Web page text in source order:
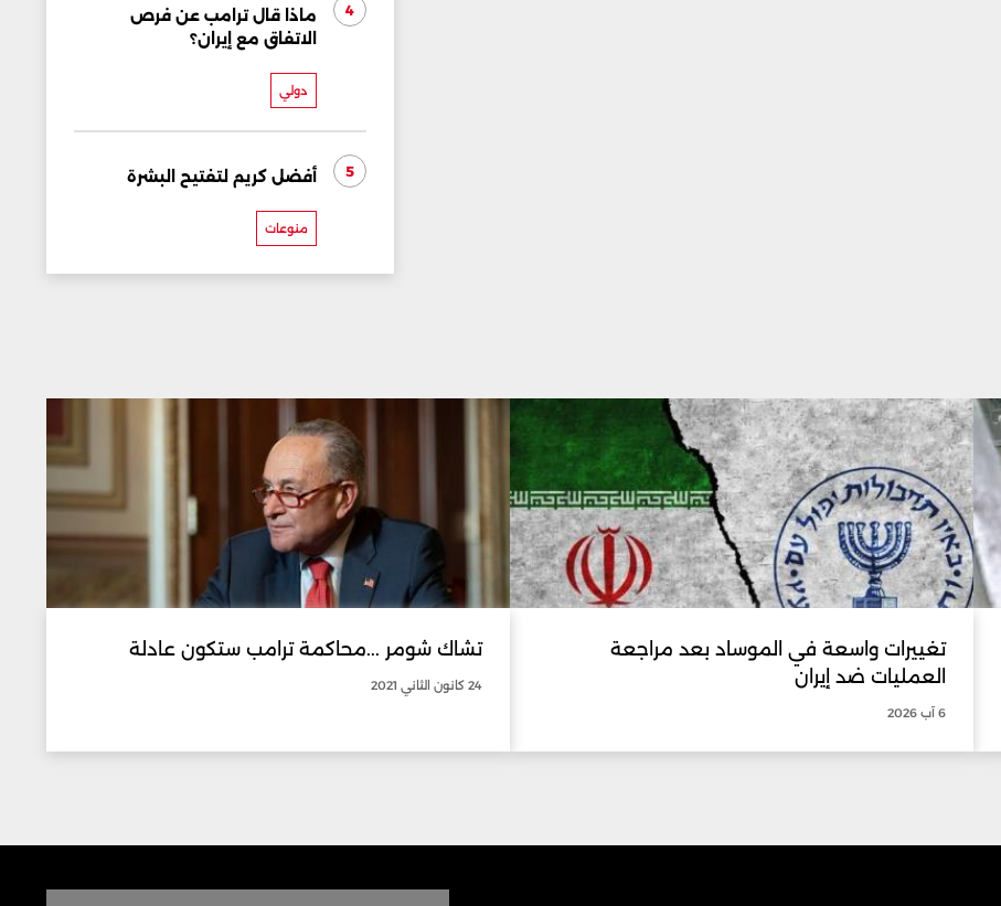
4
ماذا قال ترامب عن فرص
الاتفاق مع إيران؟
دولي
5 أفضل كريم لتفتيح البشرة
منوعات
تغييرات واسعة في الموساد بعد مراجعة
العمليات ضد إيران
6 آب 2026
تشاك شومر ...محاكمة ترامب ستكون عادلة
24 كانون الثاني 2021